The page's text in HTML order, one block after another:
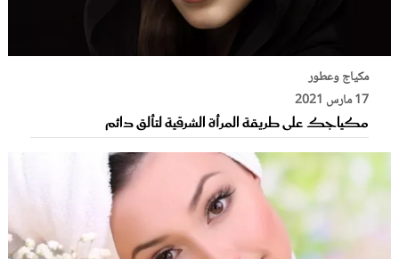
مكياج وعطور
17 مارس 2021
مكياجك على طريقة المرأة الشرقية لتألق دائم